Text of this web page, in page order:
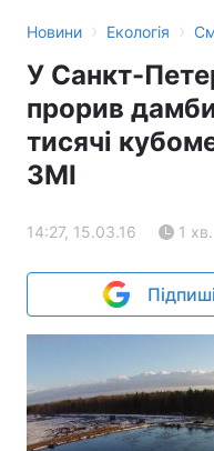
Новини › Екологія ›
У Санкт-
прорив
тисячі
ЗМІ
14:27, 15.03.16 1 хв.